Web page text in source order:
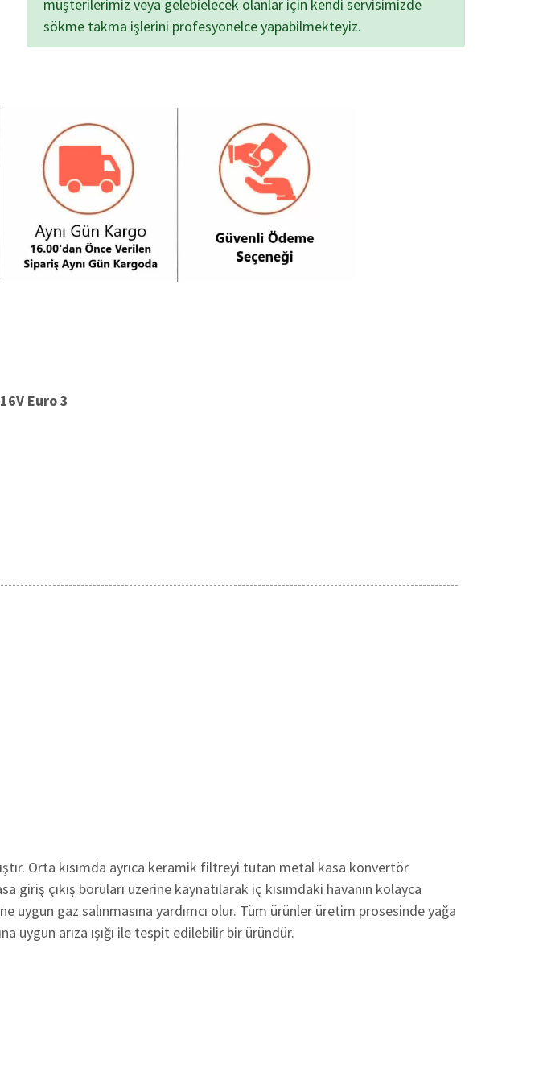
müşterilerimiz veya gelebielecek olanlar için kendi servisimizde
sökme takma işlerini profesyonelce yapabilmekteyiz.
Euro 3
Orta kısımda ayrıca keramik filtreyi tutan metal kasa konvertör
giriş çıkış boruları üzerine kaynatılarak iç kısımdaki havanın kolayca
uygun gaz salınmasına yardımcı olur. Tüm ürünler üretim prosesinde yağa
uygun arıza ışığı ile tespit edilebilir bir üründür.